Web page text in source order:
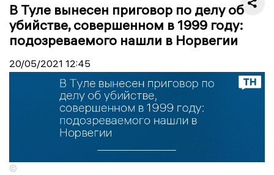
В Туле вынесен приговор по делу об
убийстве, совершенном в 1999 году:
подозреваемого нашли в Норвегии
20/05/2021 12:45
©